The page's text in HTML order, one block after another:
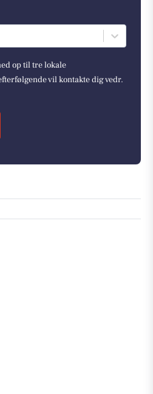
op til tre lokale
vil kontakte dig vedr.